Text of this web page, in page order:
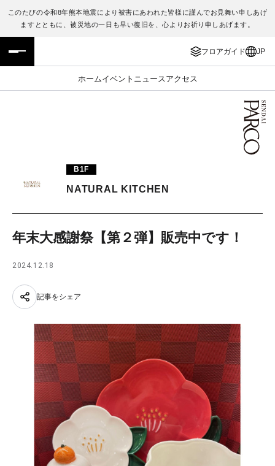
このたびの令和8年熊本地震により被害にあわれた皆様に謹んでお見舞い申しあげ
ますとともに、被災地の一日も早い復旧を、心よりお祈り申しあげます。
フロアガイド JP
ホームイベント ニュース アクセス
フロアガイド
施設案内・アクセス
TAX FREE
ENGLISH
繁体字
日本語
B1F
NATURAL KITCHEN
年末大感謝祭【第２弾】販売中です！
2024.12.18
記事をシェア